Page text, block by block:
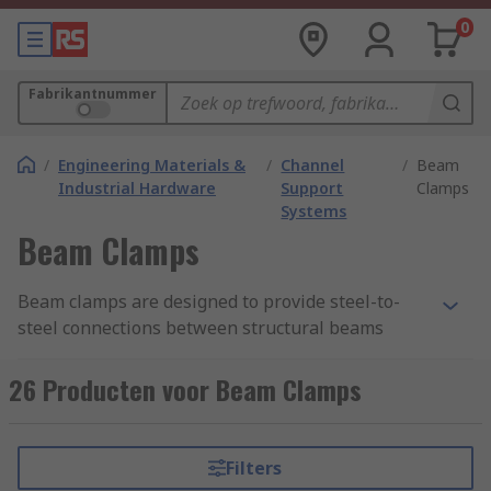
0
Fabrikantnummer
/ Engineering Materials &
Industrial Hardware
/ Channel
Support
Systems
/ Beam
Clamps
Beam Clamps
Beam clamps are designed to provide steel-to-
steel connections between structural beams
or other attachment techniques. Beam clamps
can be clamped to a beam and used as rigging
loads. Beam clamps can be mounted to ceiling
and wall beams for safely securing conduit,
26 Producten voor Beam Clamps
Filters